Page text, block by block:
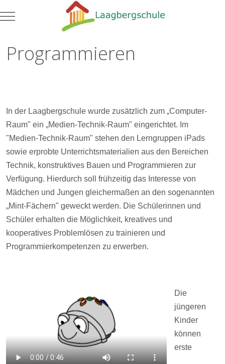
Mobile Menu Toggle
Programmieren
In der Laagbergschule wurde zusätzlich zum „Computer-
Raum" ein „Medien-Technik-Raum" eingerichtet. Im
"Medien-Technik-Raum" stehen den Lerngruppen iPads
sowie erprobte Unterrichtsmaterialien aus den Bereichen
Technik, konstruktives Bauen und Programmieren zur
Verfügung. Hierdurch soll frühzeitig das Interesse von
Mädchen und Jungen gleichermaßen an den sogenannten
„Mint-Fächern" geweckt werden. Die Schülerinnen und
Schüler erhalten die Möglichkeit, kreatives und
kooperatives Problemlösen zu trainieren und
Programmierkompetenzen zu erwerben.
Die
jüngeren
Kinder
können
erste